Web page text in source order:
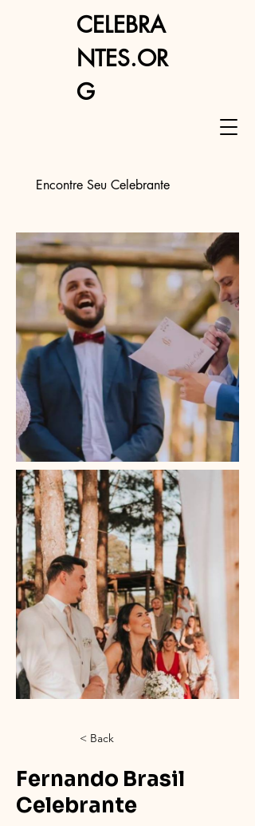
Encontre Seu Celebrante
CELEBRA
NTES.OR
G
< Back
Fernando Brasil
Celebrante